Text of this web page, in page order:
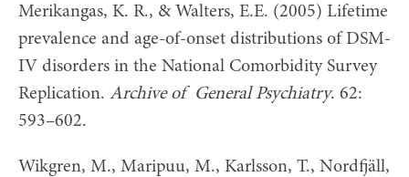
Merikangas, K. R., & Walters, E.E. (2005) Lifetime
prevalence and age-of-onset distributions of DSM-
IV disorders in the National Comorbidity Survey
Replication. Archive of General Psychiatry. 62:
593–602.
Wikgren, M., Maripuu, M., Karlsson, T., Nordfjäll,